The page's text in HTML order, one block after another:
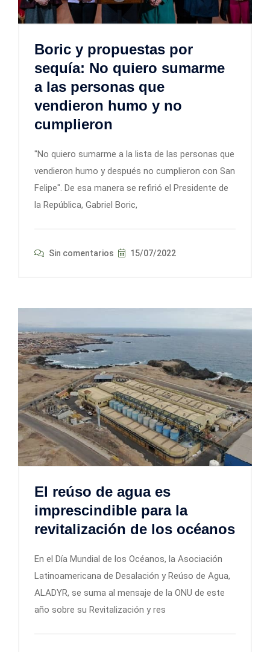
Boric y propuestas por
sequía: No quiero sumarme
a las personas que
vendieron humo y no
cumplieron
"No quiero sumarme a la lista de las personas que
vendieron humo y después no cumplieron con San
Felipe". De esa manera se refirió el Presidente de
la República, Gabriel Boric,
Sin comentarios 15/07/2022
El reúso de agua es
imprescindible para la
revitalización de los océanos
En el Día Mundial de los Océanos, la Asociación
Latinoamericana de Desalación y Reúso de Agua,
ALADYR, se suma al mensaje de la ONU de este
año sobre su Revitalización y res